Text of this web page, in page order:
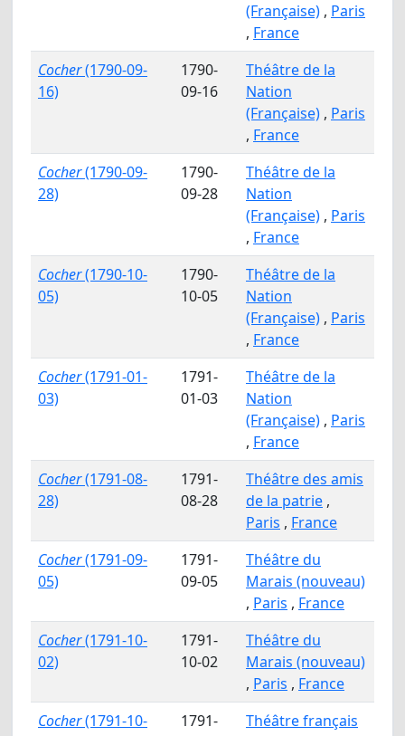
(Française) , Paris
, France
Cocher(1790-09-
16)
1790-
09-16
Théâtre de la
Nation
(Française) , Paris
, France
Cocher(1790-09-
28)
1790-
09-28
Théâtre de la
Nation
(Française) , Paris
, France
Cocher(1790-10-
05)
1790-
10-05
Théâtre de la
Nation
(Française) , Paris
, France
Cocher(1791-01-
03)
1791-
01-03
Théâtre de la
Nation
(Française) , Paris
, France
Cocher(1791-08-
28)
1791-
08-28
Théâtre des amis
de la patrie ,
Paris , France
Cocher(1791-09-
05)
1791-
09-05
Théâtre du
Marais (nouveau)
, Paris , France
Cocher(1791-10-
02)
1791-
10-02
Théâtre du
Marais (nouveau)
, Paris , France
Cocher(1791-10-
1791-
Théâtre français